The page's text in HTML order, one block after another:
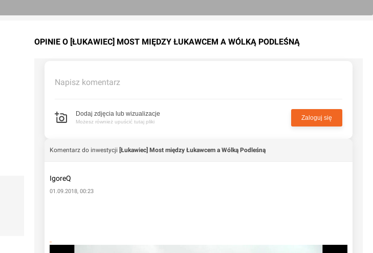
OPINIE O [ŁUKAWIEC] MOST MIĘDZY ŁUKAWCEM A WÓLKĄ PODLEŚNĄ
Napisz komentarz
Dodaj zdjęcia lub wizualizacje
Możesz również upuścić tutaj pliki
Zaloguj się
Komentarz do inwestycji [Łukawiec] Most między Łukawcem a Wólką Podleśną
IgoreQ
01.09.2018, 00:23